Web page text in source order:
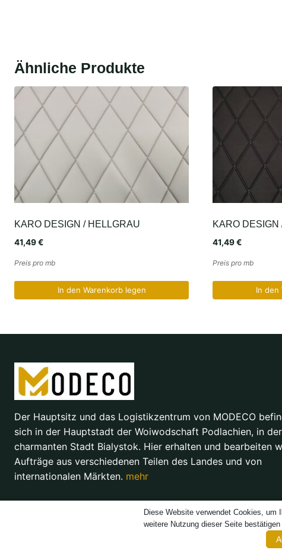
Ähnliche Produkte
KARO DESIGN / HELLGRAU
41,49€
Preis pro mb
In den Warenkorb legen
KARO DESIGN
41,49€
Preis pro mb
In den
Der Hauptsitz und das Logistikzentrum von MODECO
sich in der Hauptstadt der Woiwodschaft Podlachien, in der
charmanten Stadt Bialystok. Hier erhalten und bearbeiten
Aufträge aus verschiedenen Teilen des Landes und von
internationalen Märkten. mehr
Diese Website verwendet Cookies, um
weitere Nutzung dieser Seite